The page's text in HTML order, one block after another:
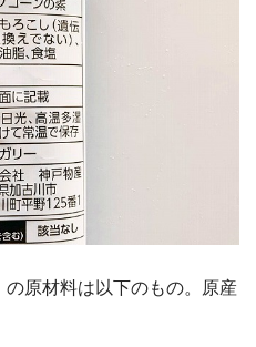
原材料は以下のもの。原産